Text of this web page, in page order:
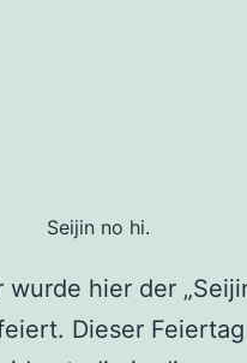
Seijin no hi.
wurde hier der
Dieser